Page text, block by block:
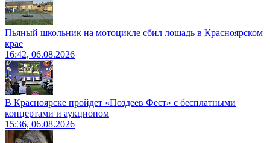
Пьяный школьник на мотоцикле сбил лошадь в Красноярском
крае
16:42, 06.08.2026
В Красноярске пройдет «Поздеев Фест» с бесплатными
концертами и аукционом
15:36, 06.08.2026